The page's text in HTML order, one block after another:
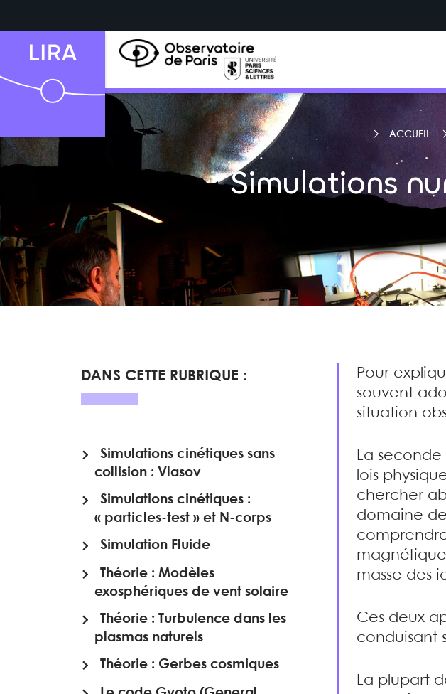
ACCUEIL
Simulations
Pour
souvent
situation
La
lois
chercher
domaine
masse des
Ces deux
conduisant
La plupart
DANS CETTE RUBRIQUE :
Simulations cinétiques sans
collision : Vlasov
Simulations cinétiques :
« particles-test » et N-corps
Simulation Fluide
Théorie : Modèles
exosphériques de vent solaire
Théorie : Turbulence dans les
plasmas naturels
Théorie : Gerbes cosmiques